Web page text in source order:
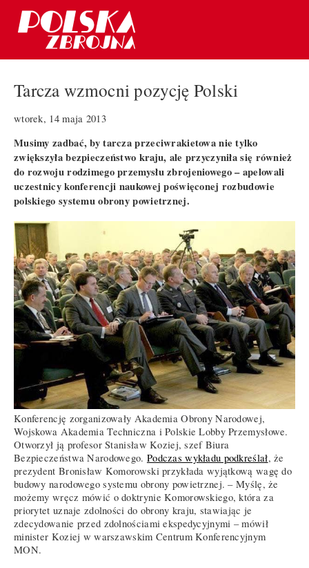
Tarcza wzmocni pozycję Polski
wtorek, 14 maja 2013
Musimy zadbać, by tarcza przeciwrakietowa nie tylko
zwiększyła bezpieczeństwo kraju, ale przyczyniła się również
do rozwoju rodzimego przemysłu zbrojeniowego – apelowali
uczestnicy konferencji naukowej poświęconej rozbudowie
polskiego systemu obrony powietrznej.
Konferencję zorganizowały Akademia Obrony Narodowej,
Wojskowa Akademia Techniczna i Polskie Lobby Przemysłowe.
Otworzył ją profesor Stanisław Koziej, szef Biura
Bezpieczeństwa Narodowego. Podczas wykładu podkreślał, że
prezydent Bronisław Komorowski przykłada wyjątkową wagę do
budowy narodowego systemu obrony powietrznej. – Myślę, że
możemy wręcz mówić o doktrynie Komorowskiego, która za
priorytet uznaje zdolności do obrony kraju, stawiając je
zdecydowanie przed zdolnościami ekspedycyjnymi – mówił
minister Koziej w warszawskim Centrum Konferencyjnym
MON.